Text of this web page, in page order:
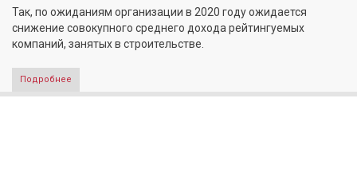
Так, по ожиданиям организации в 2020 году ожидается
снижение совокупного среднего дохода рейтингуемых
компаний, занятых в строительстве.
Подробнее